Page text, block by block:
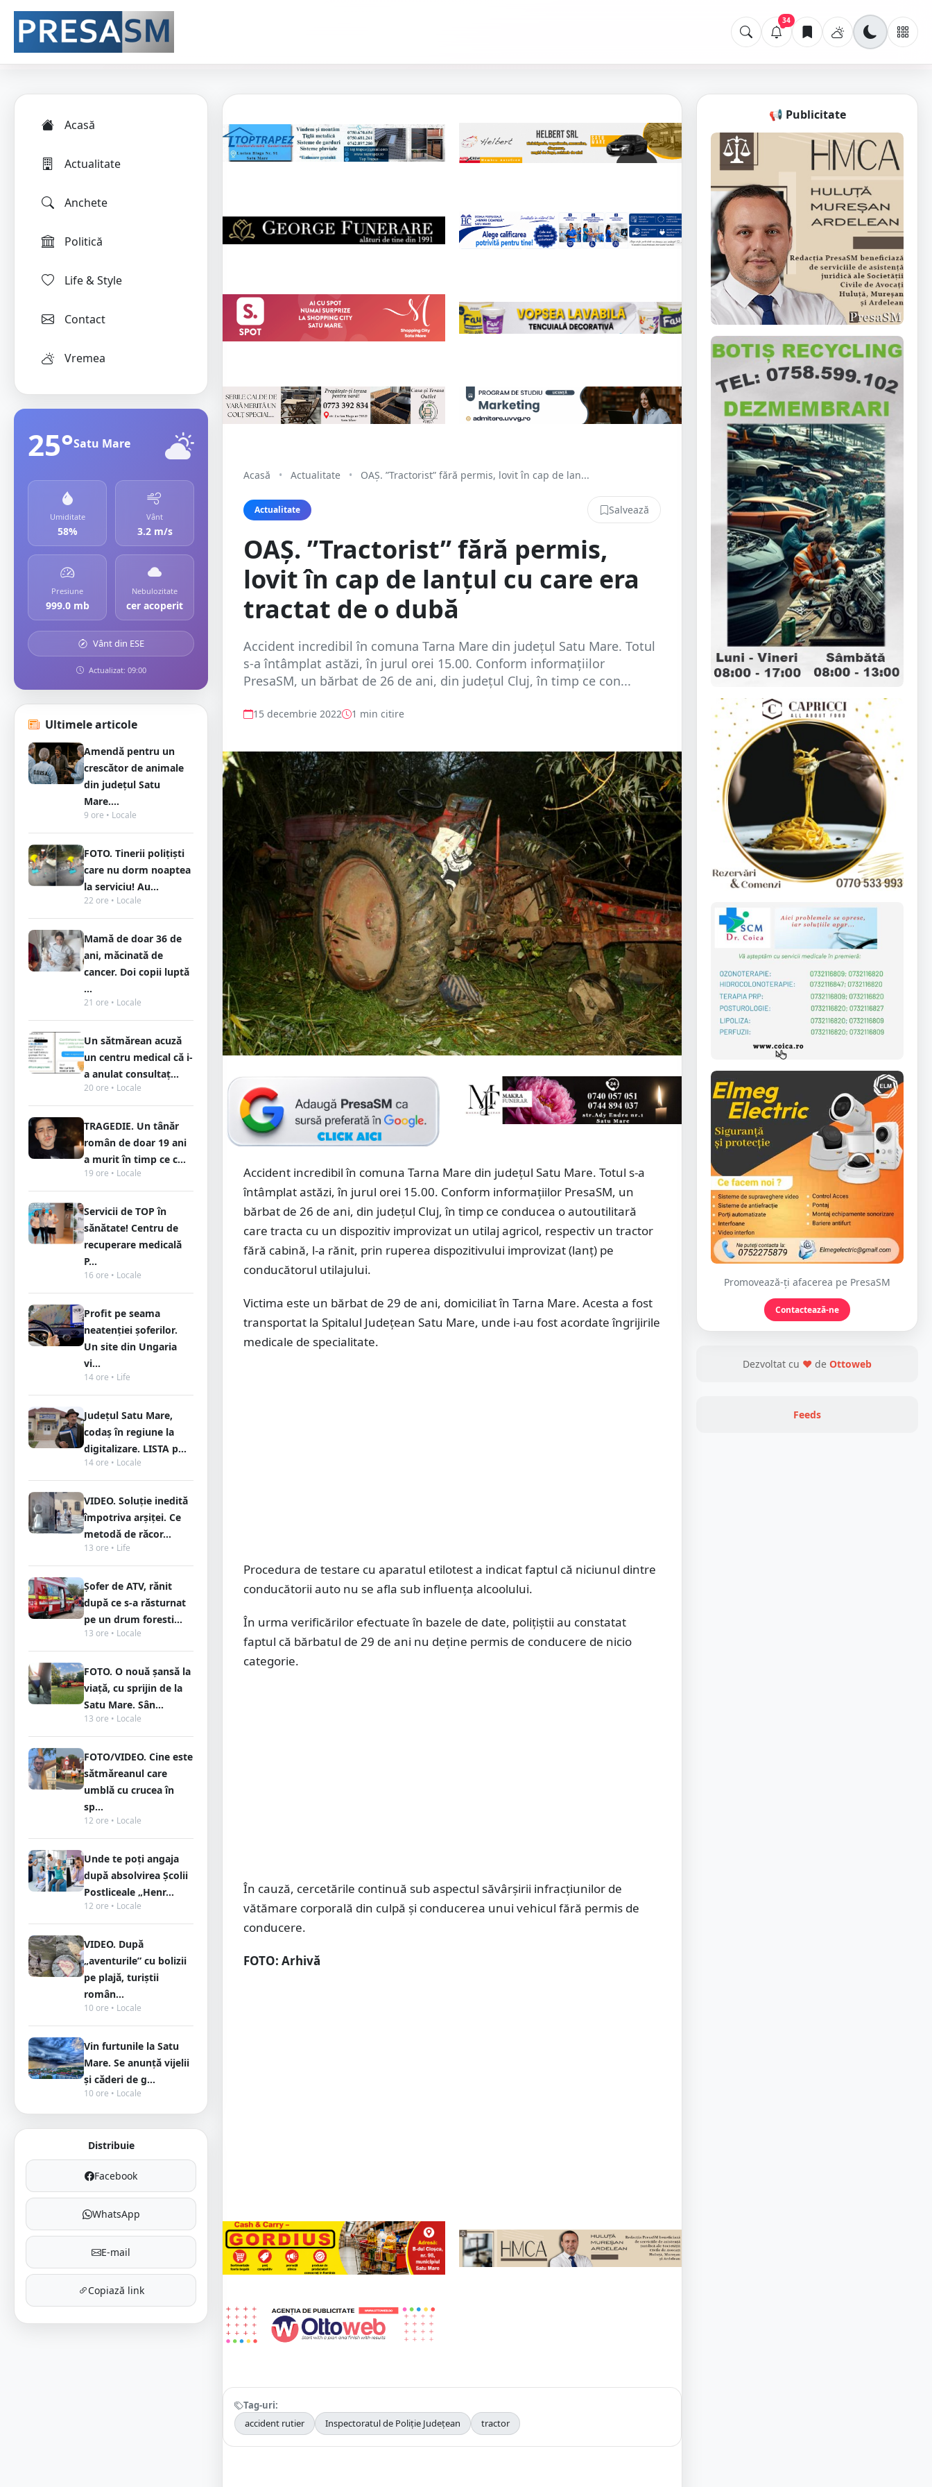
34
Acasă
Actualitate
Anchete
Politică
Life & Style
Contact
Vremea
25°Satu Mare
Umiditate
58%
Vânt
3.2 m/s
Presiune
999.0 mb
Nebulozitate
cer acoperit
Vânt din ESE
Actualizat: 09:00
Ultimele articole
Amendă pentru un
crescător de animale
din județul Satu
Mare....
9 ore • Locale
FOTO. Tinerii polițiști
care nu dorm noaptea
la serviciu! Au...
22 ore • Locale
Mamă de doar 36 de
ani, măcinată de
cancer. Doi copii luptă
...
21 ore • Locale
Un sătmărean acuză
un centru medical că i-
a anulat consultaț...
20 ore • Locale
TRAGEDIE. Un tânăr
român de doar 19 ani
a murit în timp ce c...
19 ore • Locale
Servicii de TOP în
sănătate! Centru de
recuperare medicală
P...
16 ore • Locale
Profit pe seama
neatenției șoferilor.
Un site din Ungaria
vi...
14 ore • Life
Județul Satu Mare,
codaș în regiune la
digitalizare. LISTA p...
14 ore • Locale
VIDEO. Soluție inedită
împotriva arșiței. Ce
metodă de răcor...
13 ore • Life
Șofer de ATV, rănit
după ce s-a răsturnat
pe un drum foresti...
13 ore • Locale
FOTO. O nouă șansă la
viață, cu sprijin de la
Satu Mare. Sân...
13 ore • Locale
FOTO/VIDEO. Cine este
sătmăreanul care
umblă cu crucea în
sp...
12 ore • Locale
Unde te poți angaja
după absolvirea Școlii
Postliceale „Henr...
12 ore • Locale
VIDEO. După
„aventurile” cu bolizii
pe plajă, turiștii
român...
10 ore • Locale
Vin furtunile la Satu
Mare. Se anunță vijelii
și căderi de g...
10 ore • Locale
Distribuie
Facebook
WhatsApp
E-mail
Copiază link
Acasă • Actualitate • OAȘ. ”Tractorist” fără permis, lovit în cap de lan...
Actualitate Salvează
OAȘ. ”Tractorist” fără permis,
lovit în cap de lanțul cu care era
tractat de o dubă
Accident incredibil în comuna Tarna Mare din județul Satu Mare. Totul
s-a întâmplat astăzi, în jurul orei 15.00. Conform informațiilor
PresaSM, un bărbat de 26 de ani, din județul Cluj, în timp ce con...
15 decembrie 2022 1 min citire
Accident incredibil în comuna Tarna Mare din județul Satu Mare. Totul s-a
întâmplat astăzi, în jurul orei 15.00. Conform informațiilor PresaSM, un
bărbat de 26 de ani, din județul Cluj, în timp ce conducea o autoutilitară
care tracta cu un dispozitiv improvizat un utilaj agricol, respectiv un tractor
fără cabină, l-a rănit, prin ruperea dispozitivului improvizat (lanț) pe
conducătorul utilajului.
Victima este un bărbat de 29 de ani, domiciliat în Tarna Mare. Acesta a fost
transportat la Spitalul Județean Satu Mare, unde i-au fost acordate îngrijirile
medicale de specialitate.
Procedura de testare cu aparatul etilotest a indicat faptul că niciunul dintre
conducătorii auto nu se afla sub influența alcoolului.
În urma verificărilor efectuate în bazele de date, polițiștii au constatat
faptul că bărbatul de 29 de ani nu deține permis de conducere de nicio
categorie.
În cauză, cercetările continuă sub aspectul săvârșirii infracțiunilor de
vătămare corporală din culpă și conducerea unui vehicul fără permis de
conducere.
FOTO: Arhivă
Tag-uri:
accident rutier
Inspectoratul de Poliție Județean tractor
📢 Publicitate
Promovează-ți afacerea pe PresaSM
Contactează-ne
Dezvoltat cu ❤ de Ottoweb
Feeds